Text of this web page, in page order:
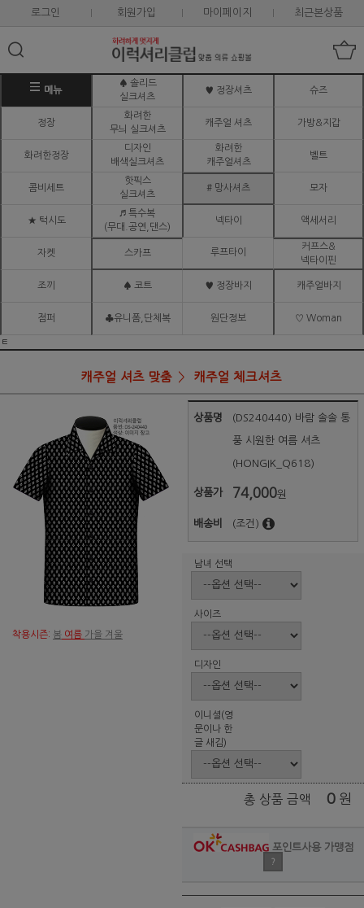
로그인 회원가입 마이페이지 최근본상품
메뉴
♠ 솔리드
실크셔츠
♥ 정장셔츠 슈즈
정장
화려한
무늬 실크셔츠
캐주얼 셔츠 가방&지갑
화려한정장
디자인
배색실크셔츠
화려한
캐주얼셔츠
벨트
콤비세트
핫픽스
실크셔츠
# 망사셔츠 모자
★ 턱시도
♬ 특수복
(무대.공연,댄스)
넥타이 액세서리
자켓 스카프 루프타이
커프스&
넥타이핀
조끼 ♠ 코트 ♥ 정장바지 캐주얼바지
점퍼 ♣유니폼,단체복 원단정보 ♡ Woman
ㅌ
캐주얼 셔츠 맞춤 캐주얼 체크셔츠
착용시즌: 봄 여름 가을 겨울
상품명 (DS240440) 바람 솔솔 통
풍 시원한 여름 셔츠
(HONGIK_Q618)
상품가 74,000원
배송비 (조건)
남녀 선택
사이즈
디자인
이니셜(영
문이나 한
글 새김)
총 상품 금액 0 원
포인트사용 가맹점
?